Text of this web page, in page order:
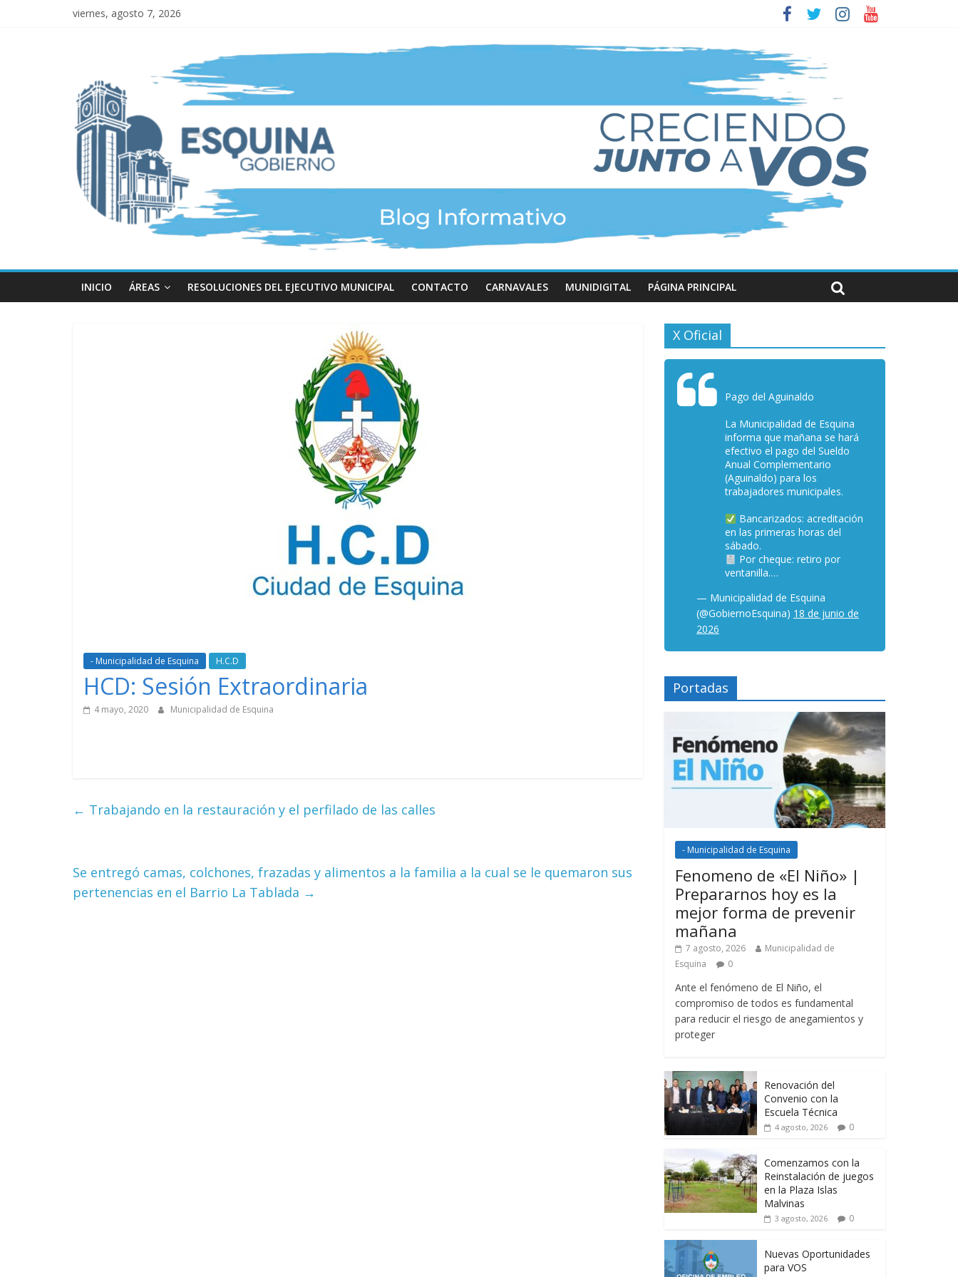
viernes, agosto 7, 2026
INICIO ÁREAS RESOLUCIONES DEL EJECUTIVO MUNICIPAL CONTACTO CARNAVALES MUNIDIGITAL PÁGINA PRINCIPAL
- Municipalidad de Esquina H.C.D
HCD: Sesión Extraordinaria
4 mayo, 2020 Municipalidad de Esquina
← Trabajando en la restauración y el perfilado de las calles
Se entregó camas, colchones, frazadas y alimentos a la familia a la cual se le quemaron sus
pertenencias en el Barrio La Tablada →
X Oficial
Pago del Aguinaldo
La Municipalidad de Esquina
informa que mañana se hará
efectivo el pago del Sueldo
Anual Complementario
(Aguinaldo) para los
trabajadores municipales.
Bancarizados: acreditación
en las primeras horas del
sábado.
Por cheque: retiro por
ventanilla.…
— Municipalidad de Esquina
(@GobiernoEsquina) 18 de junio de
2026
Portadas
- Municipalidad de Esquina
Fenomeno de «El Niño» |
Prepararnos hoy es la
mejor forma de prevenir
mañana
7 agosto, 2026
Municipalidad de
Esquina
0
Ante el fenómeno de El Niño, el
compromiso de todos es fundamental
para reducir el riesgo de anegamientos y
proteger
Renovación del
Convenio con la
Escuela Técnica
4 agosto, 2026 0
Comenzamos con la
Reinstalación de juegos
en la Plaza Islas
Malvinas
3 agosto, 2026 0
Nuevas Oportunidades
para VOS